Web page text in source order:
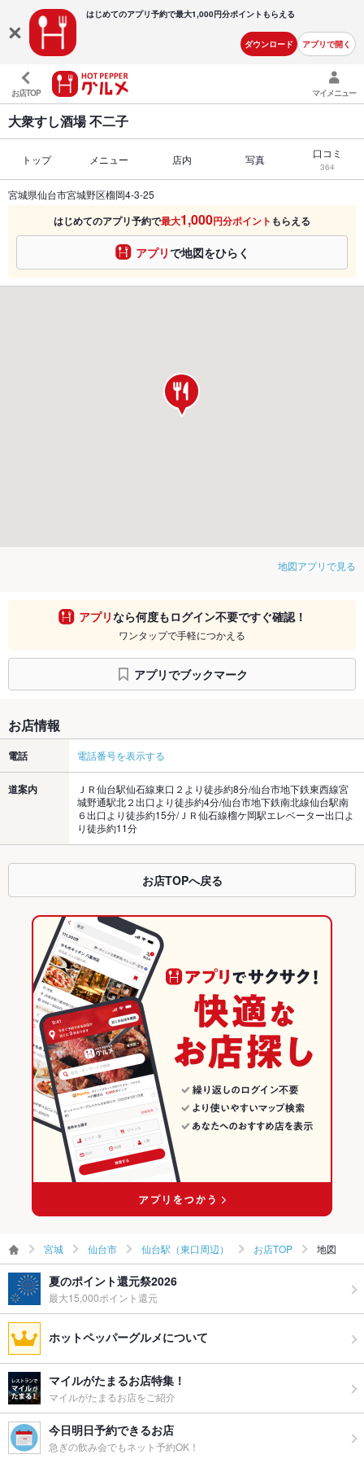
はじめてのアプリ予約で最大1,000円分ポイントもらえる
ダウンロード アプリで開く
お店TOP マイメニュー
大衆すし酒場 不二子
トップ メニュー 店内 写真 口コミ
364
宮城県仙台市宮城野区榴岡4-3-25
はじめてのアプリ予約で最大1,000円分ポイント もらえる
アプリで地図をひらく
地図アプリで見る
アプリなら何度もログイン不要ですぐ確認！
ワンタップで手軽につかえる
アプリでブックマーク
お店情報
電話 電話番号を表示する
道案内
ＪＲ仙台駅仙石線東口２より徒歩約8分/仙台市地下鉄東西線宮
城野通駅北２出口より徒歩約4分/仙台市地下鉄南北線仙台駅南
６出口より徒歩約15分/ＪＲ仙石線榴ケ岡駅エレベーター出口よ
り徒歩約11分
お店TOPへ戻る
宮城 仙台市 仙台駅（東口周辺） お店TOP 地図
夏のポイント還元祭2026
最大15,000ポイント還元
ホットペッパーグルメについて
マイルがたまるお店特集！
マイルがたまるお店をご紹介
今日明日予約できるお店
急ぎの飲み会でもネット予約OK！